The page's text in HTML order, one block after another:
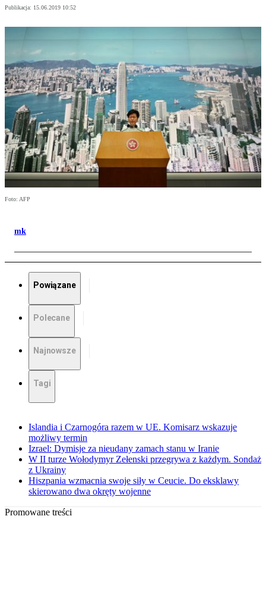
Publikacja: 15.06.2019 10:52
Foto: AFP
mk
Powiązane
Polecane
Najnowsze
Tagi
Islandia i Czarnogóra razem w UE. Komisarz wskazuje
możliwy termin
Izrael: Dymisje za nieudany zamach stanu w Iranie
W II turze Wołodymyr Zełenski przegrywa z każdym. Sondaż
z Ukrainy
Hiszpania wzmacnia swoje siły w Ceucie. Do eksklawy
skierowano dwa okręty wojenne
Promowane treści